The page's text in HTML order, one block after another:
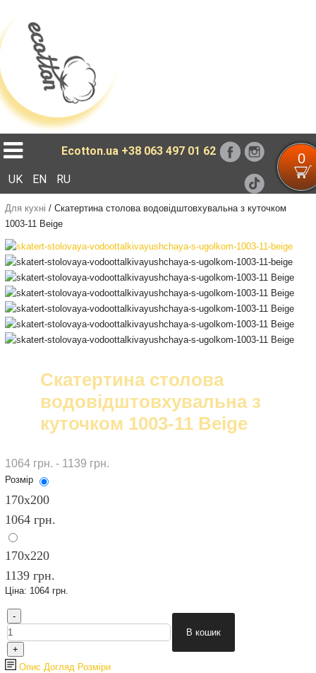
Ecotton.ua +38 063 497 01 62 0
UK EN RU
Для кухні / Скатертина столова водовідштовхувальна з куточком
1003-11 Beige
Скатертина столова
водовідштовхувальна з
куточком 1003-11 Beige
1064 грн. - 1139 грн.
Розмір
170х200
1064 грн.
170х220
1139 грн.
Ціна: 1064 грн.
Опис Догляд Розміри